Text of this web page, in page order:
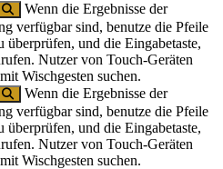
Wenn die Ergebnisse der
verfügbar sind, benutze die Pfeile
überprüfen, und die Eingabetaste,
Nutzer von Touch-Geräten
Wischgesten suchen.
Wenn die Ergebnisse der
verfügbar sind, benutze die Pfeile
überprüfen, und die Eingabetaste,
Nutzer von Touch-Geräten
Wischgesten suchen.